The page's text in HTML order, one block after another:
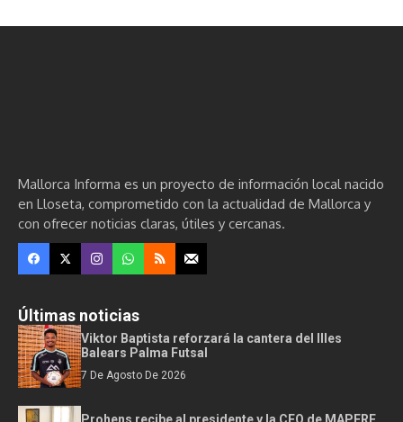
Mallorca Informa es un proyecto de información local nacido
en Lloseta, comprometido con la actualidad de Mallorca y
con ofrecer noticias claras, útiles y cercanas.
Últimas noticias
Viktor Baptista reforzará la cantera del Illes
Balears Palma Futsal
7 De Agosto De 2026